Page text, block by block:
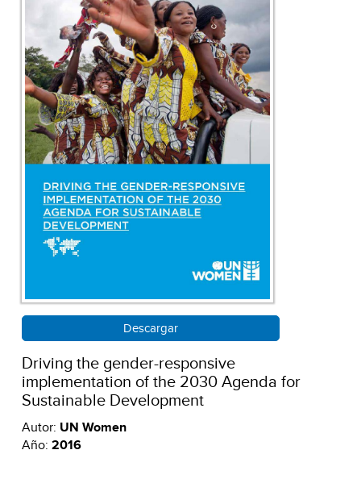
Descargar
Driving the gender-responsive
implementation of the 2030 Agenda for
Sustainable Development
Autor: UN Women
Año: 2016